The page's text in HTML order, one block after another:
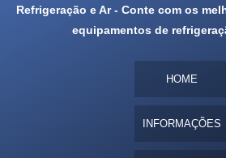
Refrigeração e Ar - Conte com os
equipamentos de
HOME
INFORMAÇÕES